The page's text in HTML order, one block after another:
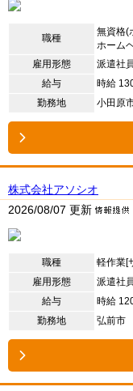
職種
無資格(
ホーム
雇用形態
派遣社
給与
時給
勤務地
小田原
株式会社アソシオ
2026/08/07 更新
職種
軽作業[
雇用形態
派遣社
給与
時給
勤務地
弘前市